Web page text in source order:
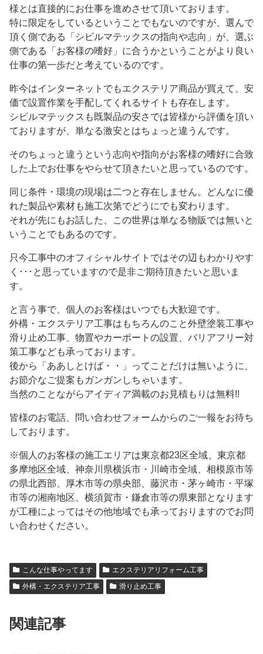
様とは直接的にお仕事を進めさせて頂いております。
特に限定をしているということでもないのですが、選んで
頂く側である「シビルマテックスの指向や志向」が、選ぶ
側である「お客様の嗜好」に合うかということがより良い
仕事の第一歩だと考えているのです。
昨今はインターネットでもエクステリア商品が買えて、安
価で設置作業を手配してくれるサイトも存在します。
シビルマテックスも既製品の安さでは皆様から評価を頂い
ておりますが、単なる激安とはちょっと違うんです。
そのちょっと違うという志向や指向がお客様の嗜好に合致
した上でお仕事をやらせて頂きたいと思っているのです。
同じ条件・環境の現場は二つと存在しません。どんなに優
れた製品や素材も施工次第でどうにでも変わります。
それが先にもお話した、この世界は単なる物販では無いと
いうことでもあるのです。
只今工事中のオフィシャルサイトではその辺もわかりやす
く･･･と思っていますので是非ご期待頂きたいと思いま
す。
と言う事で、個人のお客様はいつでも大歓迎です。
外構・エクステリア工事はもちろんのこと外壁塗装工事や
滑り止め工事、物置やカーポートの設置、バリアフリー対
策工事なども承っております。
後から「ああしとけば・・」ってことだけは無いように、
お節介なご提案もガンガンしちゃいます。
当然のことながらアイディア満載のお見積もりは無料!!
皆様のお電話、問い合わせフォームからのご一報をお待ち
しております。
※個人のお客様の施工エリアは東京都23区全域、東京都
多摩地区全域、神奈川県横浜市・川崎市全域、相模原市等
の県北西部、厚木市等の県央部、藤沢市・茅ヶ崎市・平塚
市等の湘南地区、横須賀市・鎌倉市等の県東部となります
が工種によってはその他地域でも承っておりますのでお問
い合わせください。
こんな仕事やってます
エクステリアリフォーム工事
外構・エクステリア工事
滑り止め工事
関連記事